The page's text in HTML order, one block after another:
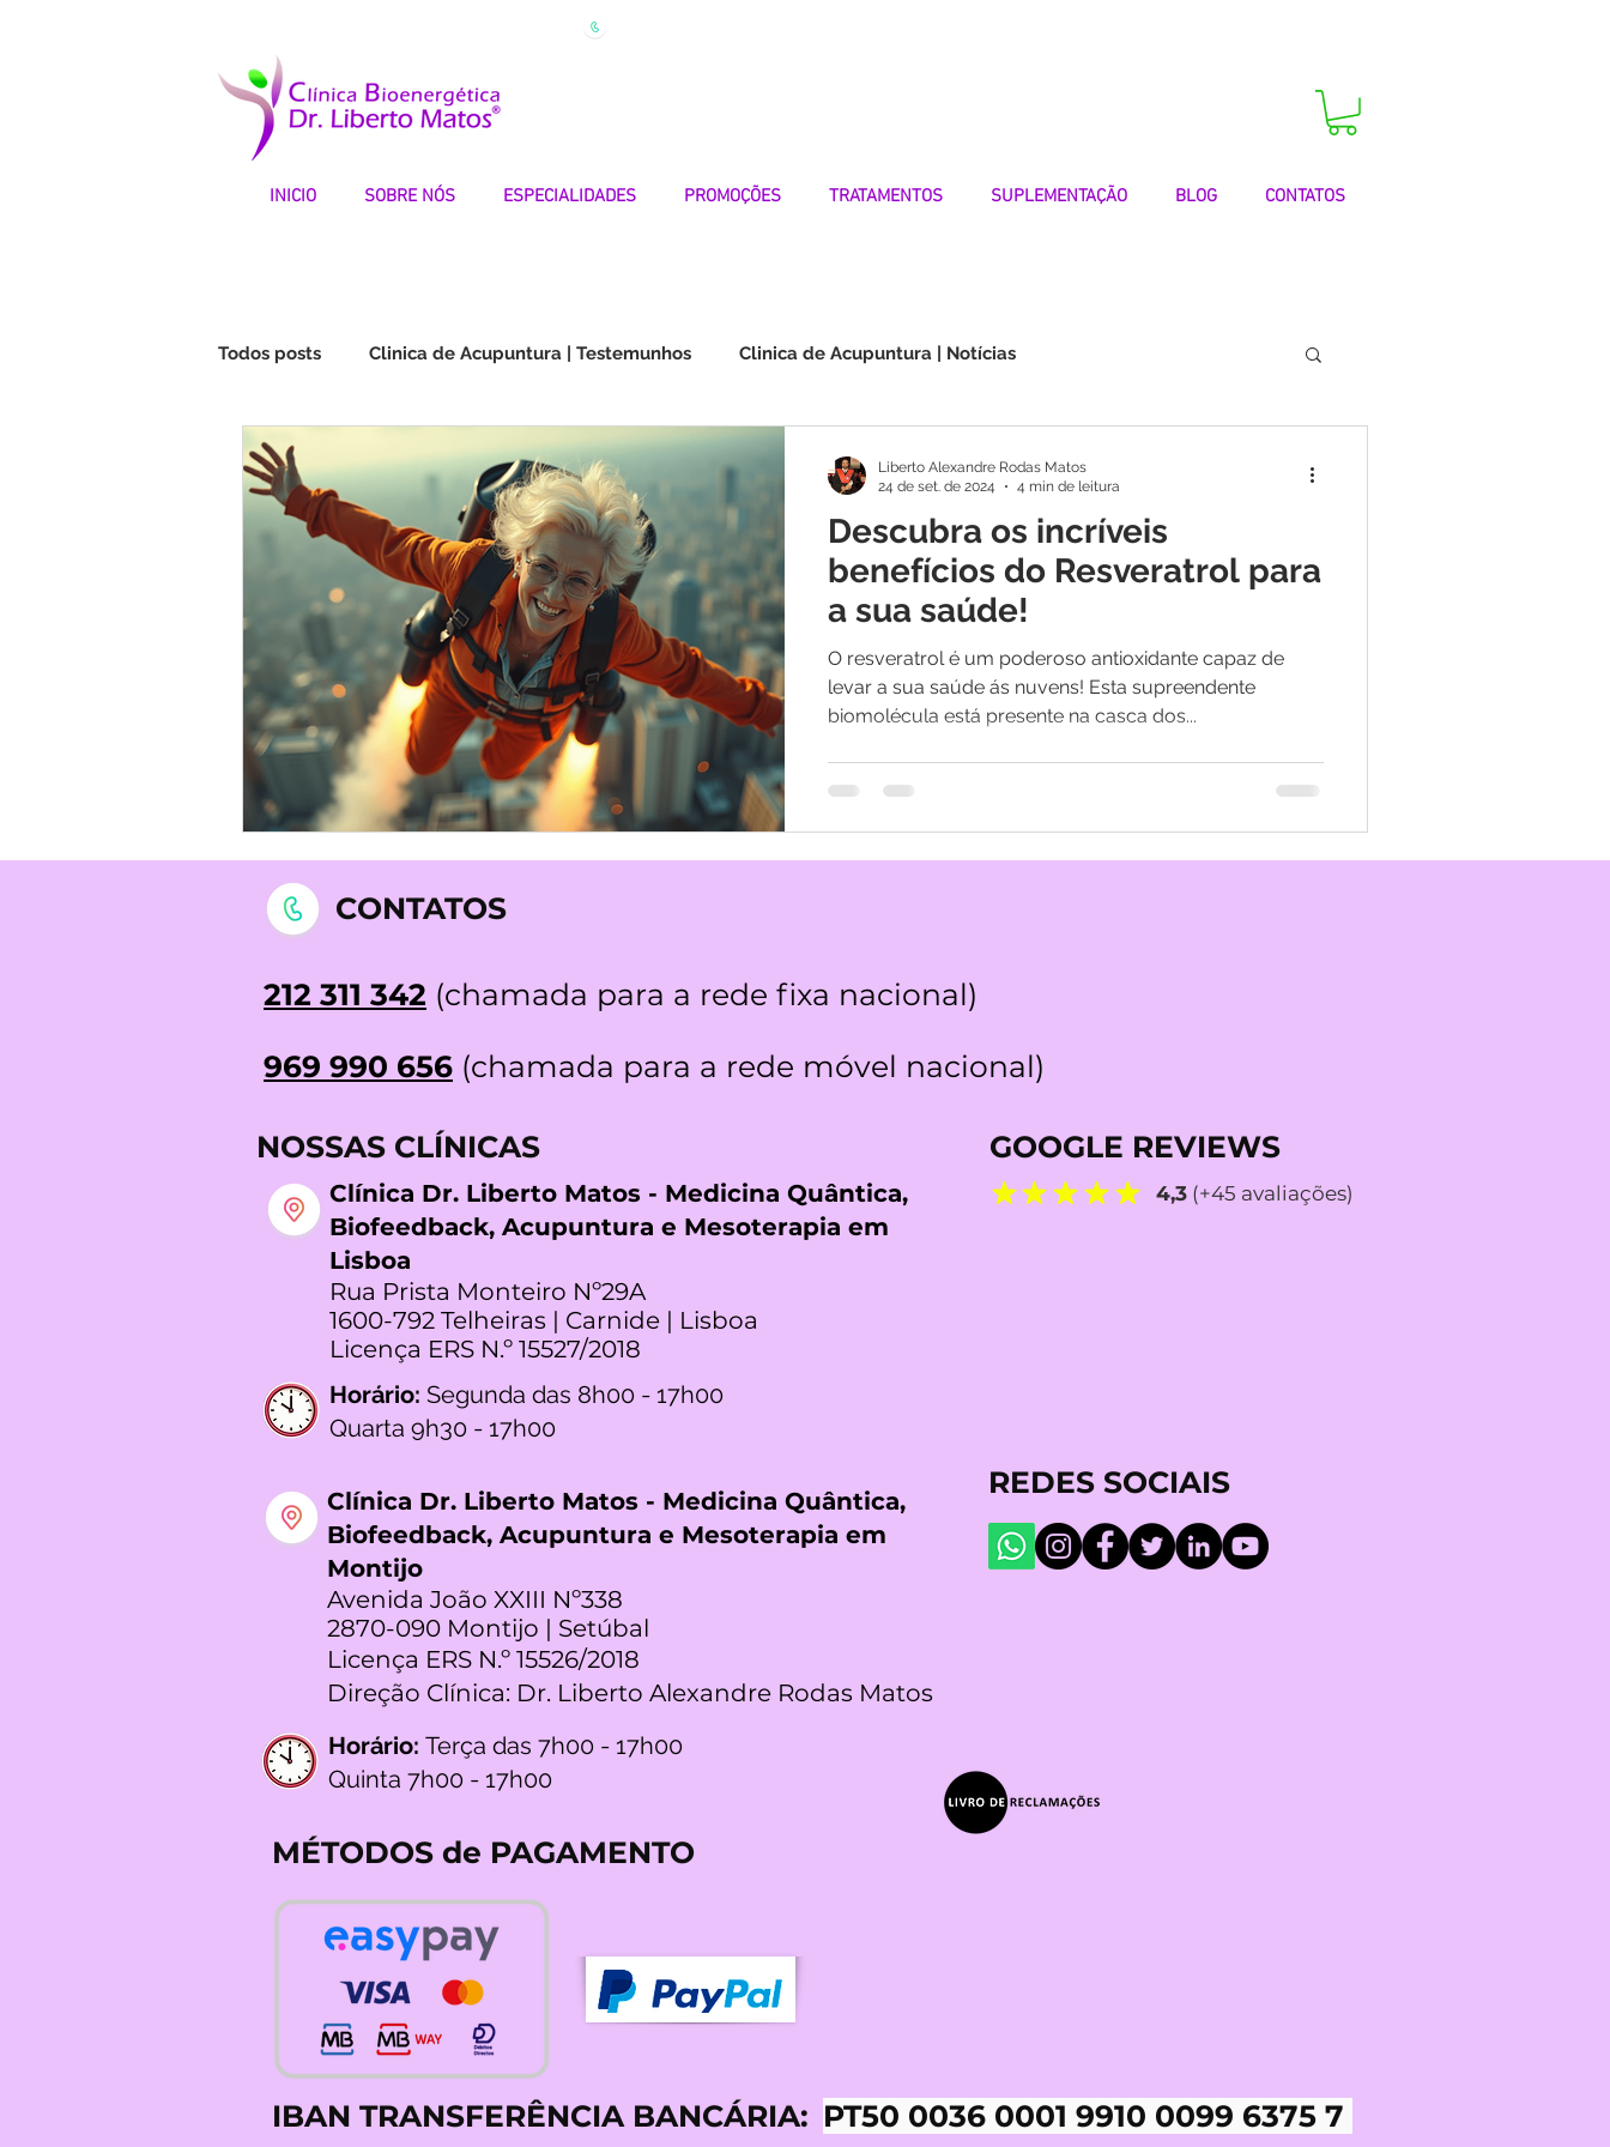
INICIO SOBRE NÓS ESPECIALIDADES PROMOÇÕES TRATAMENTOS SUPLEMENTAÇÃO BLOG CONTATOS
Todos posts Clinica de Acupuntura | Testemunhos Clinica de Acupuntura | Notícias
Fibromialgia | Testemunhos Choque na Orelha | Testemunhos
STOP DEPRESSÃO | Testemunhos Medicina Quântica | TestemunhosDescubra os incríveis
benefícios do Resveratrol para
a sua saúde!
O resveratrol é um poderoso antioxidante capaz de
levar a sua saúde ás nuvens! Esta supreendente
biomolécula está presente na casca dos...
Liberto Alexandre Rodas Matos
24 de set. de 2024
4 min de leitura
CONTATOS
212 311 342 (chamada para a rede fixa nacional)
969 990 656 (chamada para a rede móvel nacional)
NOSSAS CLÍNICAS
Clínica Dr. Liberto Matos - Medicina Quântica,
Biofeedback, Acupuntura e Mesoterapia em
Lisboa
Rua Prista Monteiro Nº29A
1600-792 Telheiras | Carnide | Lisboa
Licença ERS N.º 15527/2018
GOOGLE REVIEWS
4,3 (+45 avaliações)
Horário: Segunda das 8h00 - 17h00
Quarta 9h30 - 17h00
Clínica Dr. Liberto Matos - Medicina Quântica,
Biofeedback, Acupuntura e Mesoterapia em
Montijo
Avenida João XXIII Nº338
2870-090 Montijo | Setúbal
Licença ERS N.º 15526/2018
Direção Clínica: Dr. Liberto Alexandre Rodas Matos
REDES SOCIAIS
Horário: Terça das 7h00 - 17h00
Quinta 7h00 - 17h00
MÉTODOS de PAGAMENTO
IBAN TRANSFERÊNCIA BANCÁRIA: PT50 0036 0001 9910 0099 6375 7